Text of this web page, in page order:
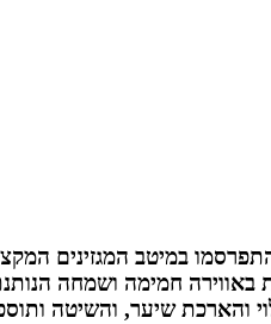
ועבודותיו התפרסמו במיטב
לוי ממוקמת בראשון לציון ירושליים 20
והארכת שיער, והשיטה